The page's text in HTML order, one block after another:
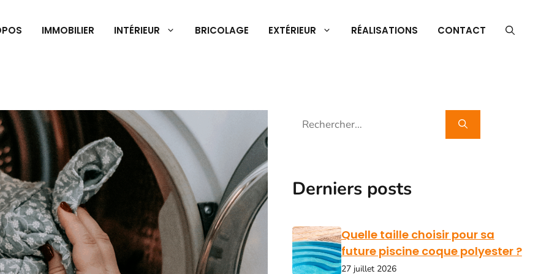
IMMOBILIER INTÉRIEUR BRICOLAGE EXTÉRIEUR RÉALISATIONS CONTACT
Rechercher :
Derniers posts
Quelle taille choisir pour sa
future piscine coque polyester ?
27 juillet 2026